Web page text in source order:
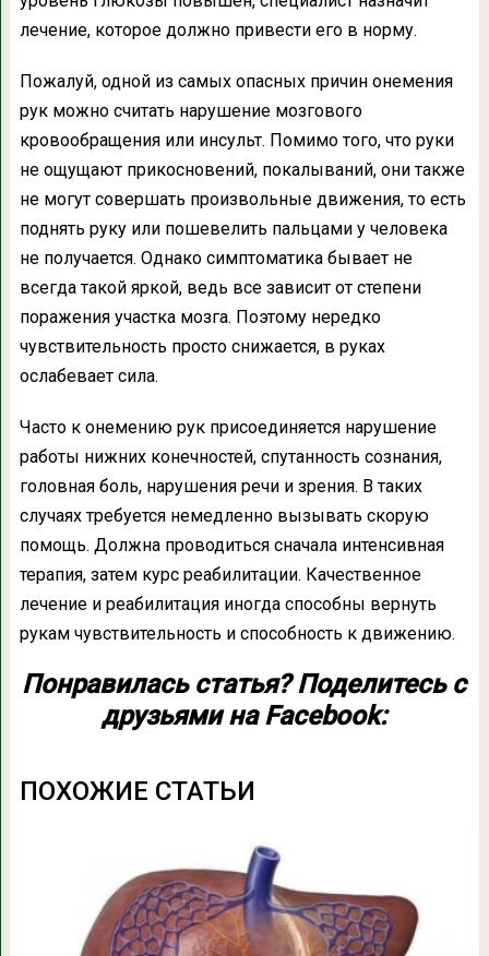
лечение, которое должно привести его в норму.
Пожалуй, одной из самых опасных причин онемения
рук можно считать нарушение мозгового
кровообращения или инсульт. Помимо того, что руки
не ощущают прикосновений, покалываний, они также
не могут совершать произвольные движения, то есть
поднять руку или пошевелить пальцами у человека
не получается. Однако симптоматика бывает не
всегда такой яркой, ведь все зависит от степени
поражения участка мозга. Поэтому нередко
чувствительность просто снижается, в руках
ослабевает сила.
Часто к онемению рук присоединяется нарушение
работы нижних конечностей, спутанность сознания,
головная боль, нарушения речи и зрения. В таких
случаях требуется немедленно вызывать скорую
помощь. Должна проводиться сначала интенсивная
терапия, затем курс реабилитации. Качественное
лечение и реабилитация иногда способны вернуть
рукам чувствительность и способность к движению.
Понравилась статья? Поделитесь с
друзьями на Facebook:
ПОХОЖИЕ СТАТЬИ